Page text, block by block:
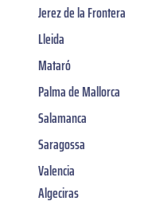
Jerez de la Frontera
Lleida
Mataró
Palma de Mallorca
Salamanca
Saragossa
Valencia
Algeciras